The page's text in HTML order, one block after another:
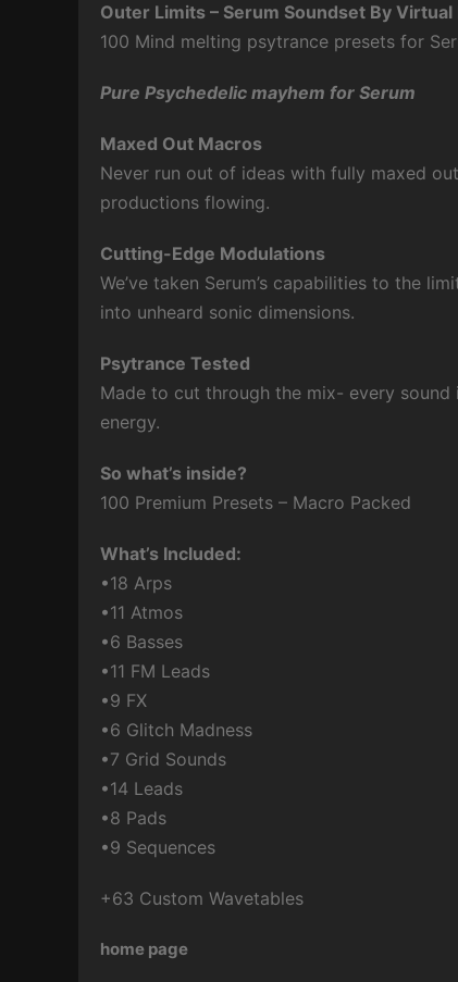
Outer Limits – Serum Soundset By Virtual
100 Mind melting psytrance presets for
Pure Psychedelic mayhem for Serum
Maxed Out Macros
Never run out of ideas with fully maxed
productions flowing.
Cutting-Edge Modulations
We’ve taken Serum’s capabilities to the
into unheard sonic dimensions.
Psytrance Tested
Made to cut through the mix- every
energy.
So what’s inside?
100 Premium Presets – Macro Packed
What’s Included:
•18 Arps
•11 Atmos
•6 Basses
•11 FM Leads
•9 FX
•6 Glitch Madness
•7 Grid Sounds
•14 Leads
•8 Pads
•9 Sequences
+63 Custom Wavetables
home page